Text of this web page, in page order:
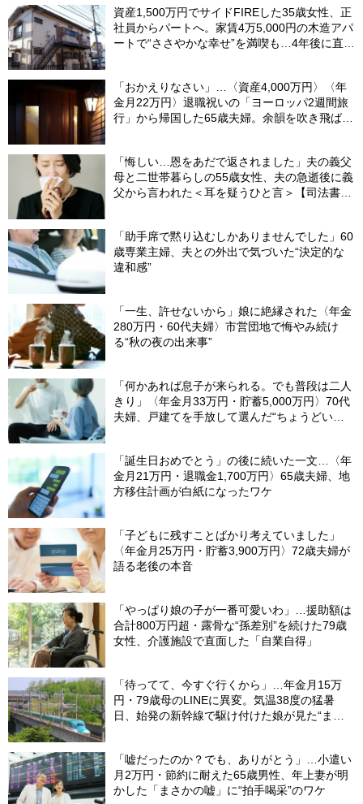
資産1,500万円でサイドFIREした35歳女性、正
社員からパートへ。家賃4万5,000円の木造アパ
ートで“ささやかな幸せ”を満喫も…4年後に直面
「おかえりなさい」…〈資産4,000万円〉〈年
金月22万円〉退職祝いの「ヨーロッパ2週間旅
行」から帰国した65歳夫婦。余韻を吹き飛ばし
「悔しい…恩をあだで返されました」夫の義父
母と二世帯暮らしの55歳女性、夫の急逝後に義
父から言われた＜耳を疑うひと言＞【司法書士
「助手席で黙り込むしかありませんでした」60
歳専業主婦、夫との外出で気づいた“決定的な
違和感”
「一生、許せないから」娘に絶縁された〈年金
280万円・60代夫婦〉市営団地で悔やみ続け
る“秋の夜の出来事”
「何かあれば息子が来られる。でも普段は二人
きり」〈年金月33万円・貯蓄5,000万円〉70代
夫婦、戸建てを手放して選んだ“ちょうどいい
「誕生日おめでとう」の後に続いた一文…〈年
金月21万円・退職金1,700万円〉65歳夫婦、地
方移住計画が白紙になったワケ
「子どもに残すことばかり考えていました」
〈年金月25万円・貯蓄3,900万円〉72歳夫婦が
語る老後の本音
「やっぱり娘の子が一番可愛いわ」…援助額は
合計800万円超・露骨な“孫差別”を続けた79歳
女性、介護施設で直面した「自業自得」
「待ってて、今すぐ行くから」…年金月15万
円・79歳母のLINEに異変。気温38度の猛暑
日、始発の新幹線で駆け付けた娘が見た“まさ
「嘘だったのか？でも、ありがとう」…小遣い
月2万円・節約に耐えた65歳男性、年上妻が明
かした「まさかの嘘」に“拍手喝采”のワケ